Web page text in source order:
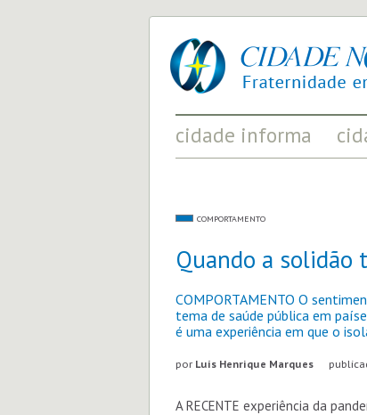
cidade
nova
UM
PROJETO
PELA
FRATERNIDADE
cidade informa
FATOS RELEVANTES PARA
COMPORTAMENTO
Quando a
COMPORTAMENTO O
tema de saúde pública em
é uma experiência em que o
por Luís Henrique Marques
A RECENTE experiência da